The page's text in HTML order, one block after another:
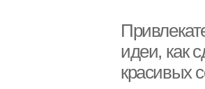
идеи, как
красивых